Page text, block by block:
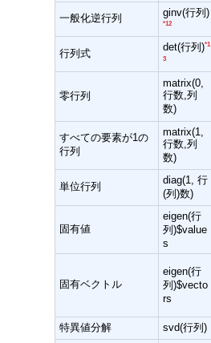
一般化逆行列 ginv(行列)
*12
行列式
det(行列)*1
3
零行列
matrix(0,
行数,列
数)
すべての要素が1の
行列
matrix(1,
行数,列
数)
単位行列
diag(1, 行
(列)数)
固有値
eigen(行
列)$value
s
固有ベクトル
eigen(行
列)$vecto
rs
特異値分解 svd(行列)